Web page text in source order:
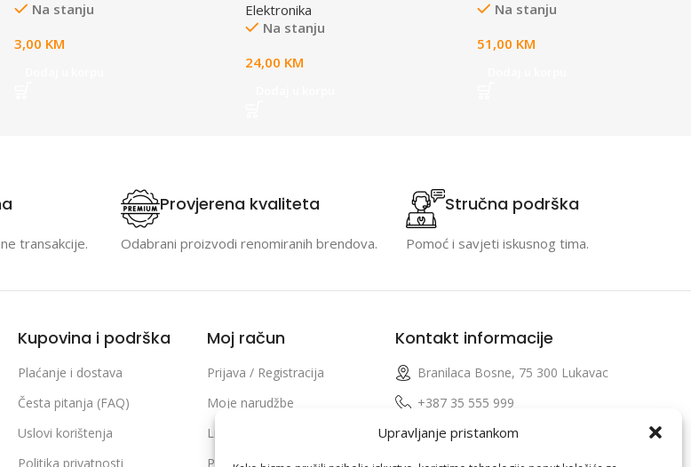
Upravljanje pristankom
Na stanju
3,00 KM
Elektronika
Na stanju
24,00 KM
Na stanju
51,00 KM
transakcije.
Provjerena kvaliteta
Odabrani proizvodi renomiranih brendova.
Stručna podrška
Pomoć i savjeti iskusnog tima.
Kupovina i podrška
Plaćanje i dostava
Česta pitanja (FAQ)
Uslovi korištenja
Politika privatnosti
Moj račun
Prijava / Registracija
Moje narudžbe
Lista želja
Poređenje proizvoda
Kontakt informacije
Branilaca Bosne, 75 300 Lukavac
+387 35 555 999
info@pconer.ba
ID: 4210115760008